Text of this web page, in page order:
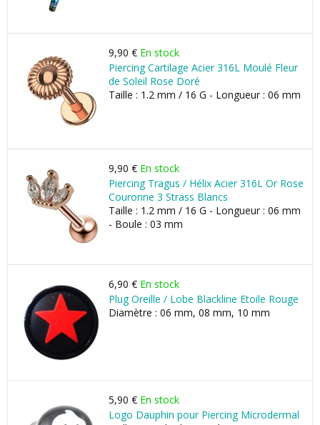
9,90 € En stock
Piercing Cartilage Acier 316L Moulé Fleur
de Soleil Rose Doré
Taille : 1.2 mm / 16 G - Longueur : 06 mm
9,90 € En stock
Piercing Tragus / Hélix Acier 316L Or Rose
Couronne 3 Strass Blancs
Taille : 1.2 mm / 16 G - Longueur : 06 mm
- Boule : 03 mm
6,90 € En stock
Plug Oreille / Lobe Blackline Etoile Rouge
Diamètre : 06 mm, 08 mm, 10 mm
5,90 € En stock
Logo Dauphin pour Piercing Microdermal